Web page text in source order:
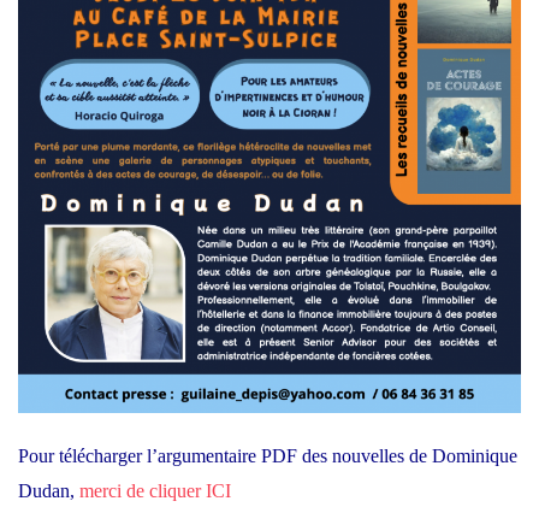
Pour télécharger l’argumentaire PDF des nouvelles de Dominique
Dudan, merci de cliquer ICI